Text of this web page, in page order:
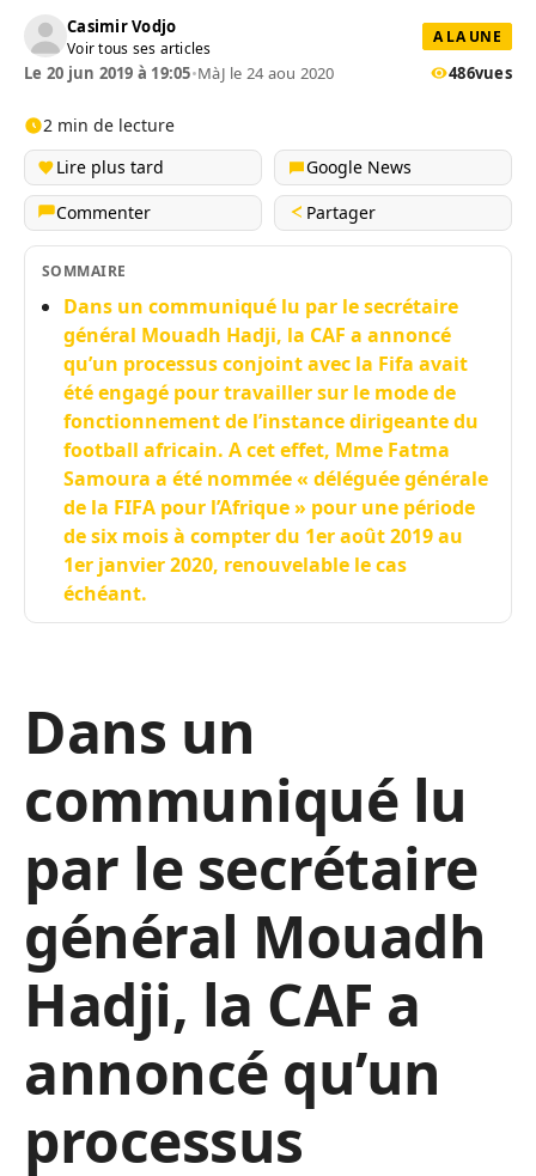
Casimir Vodjo
Voir tous ses articles
A LA UNE
Le 20 jun 2019 à 19:05•MàJ le 24 aou 2020 486vues
2 min de lecture
Lire plus tard
Google News
Commenter
Partager
SOMMAIRE
Dans un communiqué lu par le secrétaire
général Mouadh Hadji, la CAF a annoncé
qu’un processus conjoint avec la Fifa avait
été engagé pour travailler sur le mode de
fonctionnement de l’instance dirigeante du
football africain. A cet effet, Mme Fatma
Samoura a été nommée « déléguée générale
de la FIFA pour l’Afrique » pour une période
de six mois à compter du 1er août 2019 au
1er janvier 2020, renouvelable le cas
échéant.
Dans un
communiqué lu
par le secrétaire
général Mouadh
Hadji, la CAF a
annoncé qu’un
processus